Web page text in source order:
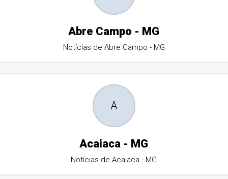
Abre Campo - MG
Notícias de Abre Campo - MG
A
Acaiaca - MG
Notícias de Acaiaca - MG